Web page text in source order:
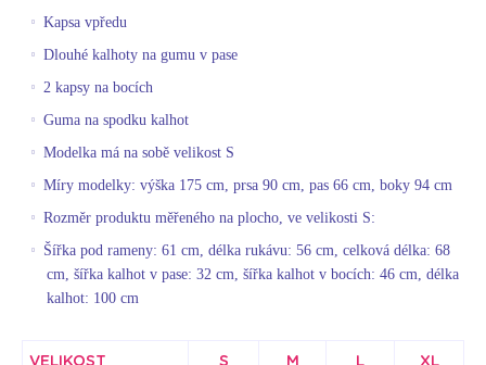
Kapsa vpředu
Dlouhé kalhoty na gumu v pase
2 kapsy na bocích
Guma na spodku kalhot
Modelka má na sobě velikost S
Míry modelky: výška 175 cm, prsa 90 cm, pas 66 cm, boky 94 cm
Rozměr produktu měřeného na plocho, ve velikosti S:
Šířka pod rameny: 61 cm, délka rukávu: 56 cm, celková délka: 68
cm, šířka kalhot v pase: 32 cm, šířka kalhot v bocích: 46 cm, délka
kalhot: 100 cm
VELIKOST S M L XL